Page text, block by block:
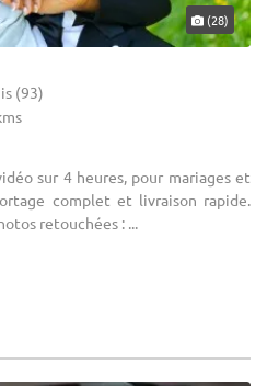
(28)
(93)
sur 4 heures, pour mariages et
complet et livraison rapide.
retouchées : ...